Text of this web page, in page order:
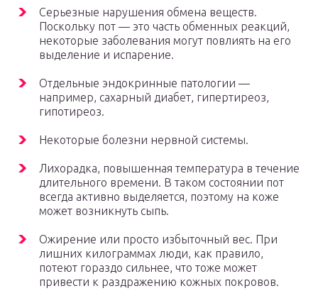
Серьезные нарушения обмена веществ.
Поскольку пот — это часть обменных реакций,
некоторые заболевания могут повлиять на его
выделение и испарение.
Отдельные эндокринные патологии —
например, сахарный диабет, гипертиреоз,
гипотиреоз.
Некоторые болезни нервной системы.
Лихорадка, повышенная температура в течение
длительного времени. В таком состоянии пот
всегда активно выделяется, поэтому на коже
может возникнуть сыпь.
Ожирение или просто избыточный вес. При
лишних килограммах люди, как правило,
потеют гораздо сильнее, что тоже может
привести к раздражению кожных покровов.